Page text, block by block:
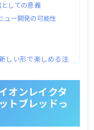
しての意義
ュー開発の可能性
しい形で楽しめる注
オンレイクタ
トブレッドっ